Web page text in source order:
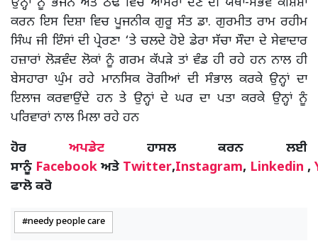
ਉਨ੍ਹਾਂ ਨੂੰ ਭੋਜਨ ਅਤੇ ਠੰਢ ਵਿਚ ਆਸਰਾ ਦੇਣ ਦੀ ਯਥਾ-ਸੰਭਵ ਕੋਸ਼ਿਸ਼ਾਂ
ਕਰਨ ਇਸ ਦਿਸ਼ਾ ਵਿਚ ਪੂਜਨੀਕ ਗੁਰੂ ਸੰਤ ਡਾ. ਗੁਰਮੀਤ ਰਾਮ ਰਹੀਮ
ਸਿੰਘ ਜੀ ਇੰਸਾਂ ਦੀ ਪ੍ਰੇਰਣਾ ‘ਤੇ ਚਲਦੇ ਹੋਏ ਡੇਰਾ ਸੱਚਾ ਸੌਦਾ ਦੇ ਸੇਵਾਦਾਰ
ਹਜ਼ਾਰਾਂ ਲੋੜਵੰਦ ਲੋਕਾਂ ਨੂੰ ਗਰਮ ਕੱਪੜੇ ਤਾਂ ਵੰਡ ਹੀ ਰਹੇ ਹਨ ਨਾਲ ਹੀ
ਬੇਸਹਾਰਾ ਘੁੰਮ ਰਹੇ ਮਾਨਸਿਕ ਰੋਗੀਆਂ ਦੀ ਸੰਭਾਲ ਕਰਕੇ ਉਨ੍ਹਾਂ ਦਾ
ਇਲਾਜ ਕਰਵਾਉਂਦੇ ਹਨ ਤੇ ਉਨ੍ਹਾਂ ਦੇ ਘਰ ਦਾ ਪਤਾ ਕਰਕੇ ਉਨ੍ਹਾਂ ਨੂੰ
ਪਰਿਵਾਰਾਂ ਨਾਲ ਮਿਲਾ ਰਹੇ ਹਨ
ਹੋਰ ਅਪਡੇਟਹਾਸਲ ਕਰਨ ਲਈ
ਸਾਨੂੰ Facebook ਅਤੇ Twitter,Instagram, Linkedin ,
ਫਾਲੋ ਕਰੋ
needy people care